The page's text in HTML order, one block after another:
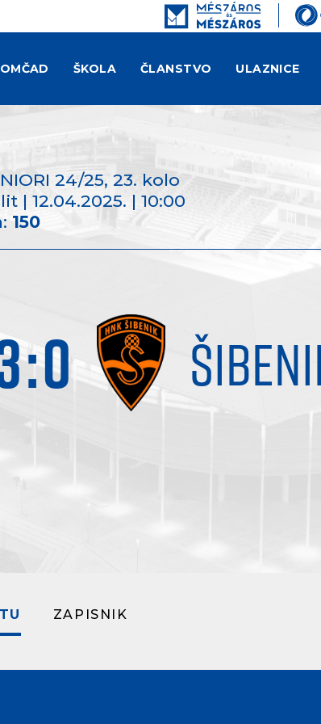
ŠKOLA ČLANSTVO ULAZNICE
24/25, 23. kolo
| 12.04.2025. | 10:00
150
:0
ZAPISNIK